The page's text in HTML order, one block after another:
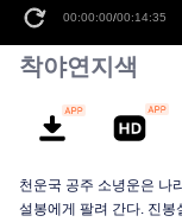
00:00:00/00:14:35
착야연지색
천운국 공주 소녕운은 나
설봉에게 팔려 간다. 진